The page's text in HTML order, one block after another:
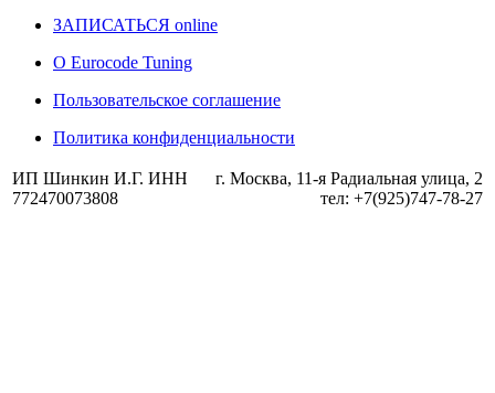
ЗАПИСАТЬСЯ online
О Eurocode Tuning
Пользовательское соглашение
Политика конфиденциальности
ИП Шинкин И.Г. ИНН
772470073808
г. Москва, 11-я Радиальная улица, 2
тел: +7(925)747-78-27